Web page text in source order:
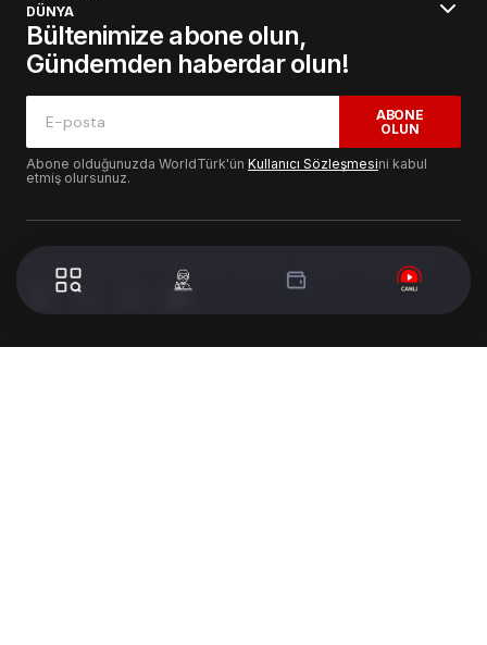
DÜNYA
Bültenimize abone olun,
Gündemden haberdar olun!
ABONE
OLUN
Abone olduğunuzda WorldTürk'ün Kullanıcı Sözleşmesini kabul
etmiş olursunuz.
© 2024 WorldTurk. Tüm Hakları Saklıdır. - Tasarım & Geliştirme :
Volion's